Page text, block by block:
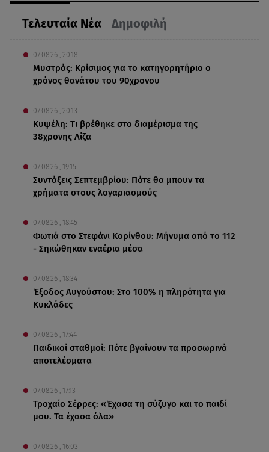
Τελευταία Νέα Δημοφιλή
07.08.26 , 20:18
Μυστράς: Κρίσιμος για το κατηγορητήριο ο
χρόνος θανάτου του 90χρονου
07.08.26 , 20:13
Κυψέλη: Tι βρέθηκε στο διαμέρισμα της
38χρονης Λίζα
07.08.26 , 19:15
Συντάξεις Σεπτεμβρίου: Πότε θα μπουν τα
χρήματα στους λογαριασμούς
07.08.26 , 18:45
Φωτιά στο Στεφάνι Κορίνθου: Μήνυμα από το 112
- Σηκώθηκαν εναέρια μέσα
07.08.26 , 18:34
Έξοδος Αυγούστου: Στο 100% η πληρότητα για
Κυκλάδες
07.08.26 , 17:44
Παιδικοί σταθμοί: Πότε βγαίνουν τα προσωρινά
αποτελέσματα
07.08.26 , 17:13
Τροχαίο Σέρρες: «Έχασα τη σύζυγο και το παιδί
μου. Τα έχασα όλα»
07.08.26 , 16:03